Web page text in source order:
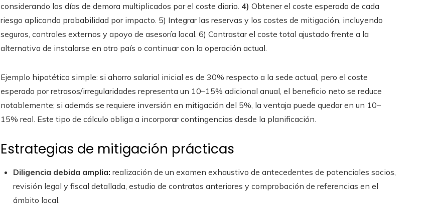
considerando los días de demora multiplicados por el coste diario. 4) Obtener el coste esperado de cada
riesgo aplicando probabilidad por impacto. 5) Integrar las reservas y los costes de mitigación, incluyendo
seguros, controles externos y apoyo de asesoría local. 6) Contrastar el coste total ajustado frente a la
alternativa de instalarse en otro país o continuar con la operación actual.
Ejemplo hipotético simple: si ahorro salarial inicial es de 30% respecto a la sede actual, pero el coste
esperado por retrasos/irregularidades representa un 10–15% adicional anual, el beneficio neto se reduce
notablemente; si además se requiere inversión en mitigación del 5%, la ventaja puede quedar en un 10–
15% real. Este tipo de cálculo obliga a incorporar contingencias desde la planificación.
Estrategias de mitigación prácticas
Diligencia debida amplia: realización de un examen exhaustivo de antecedentes de potenciales socios,
revisión legal y fiscal detallada, estudio de contratos anteriores y comprobación de referencias en el
ámbito local.